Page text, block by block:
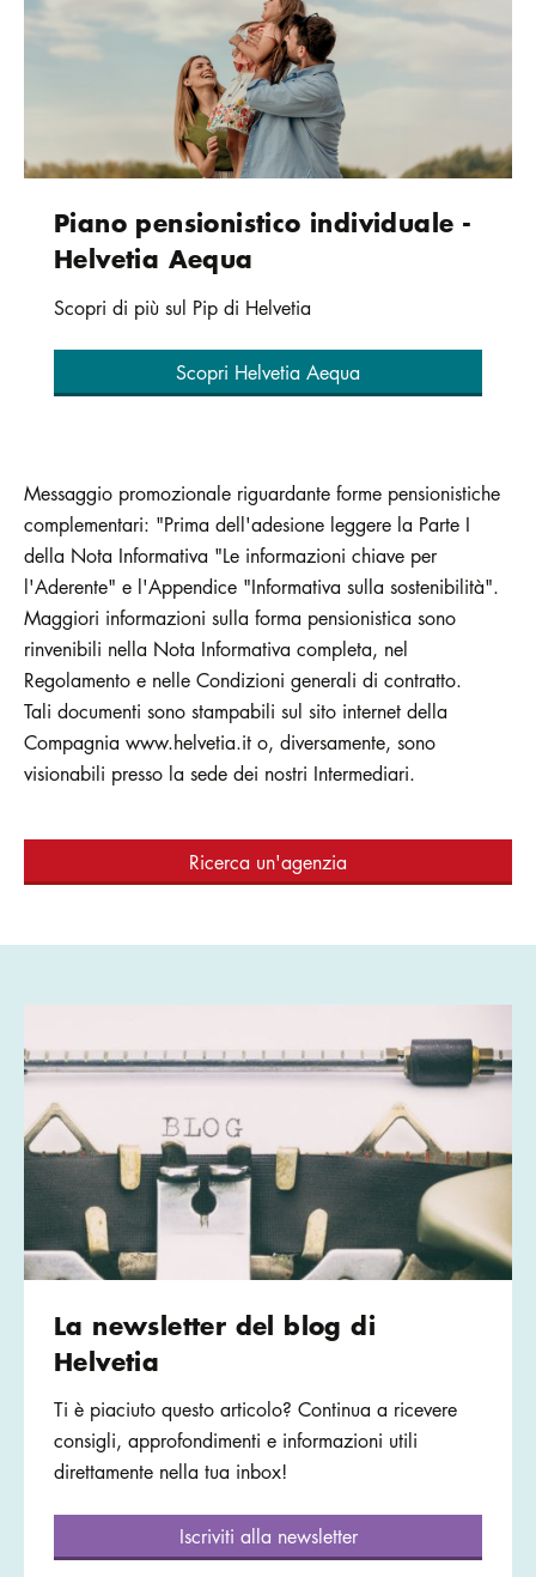
Piano pensionistico individuale -
Helvetia Aequa
Scopri di più sul Pip di Helvetia
Scopri Helvetia Aequa
Messaggio promozionale riguardante forme pensionistiche
complementari: "Prima dell'adesione leggere la Parte I
della Nota Informativa "Le informazioni chiave per
l'Aderente" e l'Appendice "Informativa sulla sostenibilità".
Maggiori informazioni sulla forma pensionistica sono
rinvenibili nella Nota Informativa completa, nel
Regolamento e nelle Condizioni generali di contratto.
Tali documenti sono stampabili sul sito internet della
Compagnia www.helvetia.it o, diversamente, sono
visionabili presso la sede dei nostri Intermediari.
Ricerca un'agenzia
La newsletter del blog di
Helvetia
Ti è piaciuto questo articolo? Continua a ricevere
consigli, approfondimenti e informazioni utili
direttamente nella tua inbox!
Iscriviti alla newsletter